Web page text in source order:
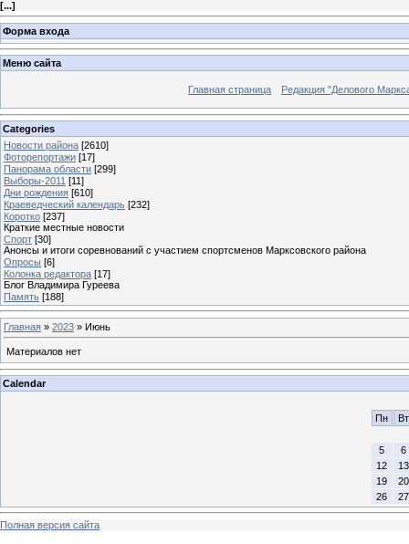
[...]
Форма входа
Меню сайта
Главная страница Редакция "Делового
Categories
Новости района [2610]
Фоторепортажи [17]
Панорама области [299]
Выборы-2011 [11]
Дни рождения [610]
Краеведческий календарь [232]
Коротко [237]
Краткие местные новости
Спорт [30]
Анонсы и итоги соревнований с участием спортсменов Марксовского района
Опросы [6]
Колонка редактора [17]
Блог Владимира Гуреева
Память [188]
Главная » 2023 » Июнь
Материалов нет
Calendar
Пн Вт
5
6
12
13
19
20
26
27
Полная версия сайта